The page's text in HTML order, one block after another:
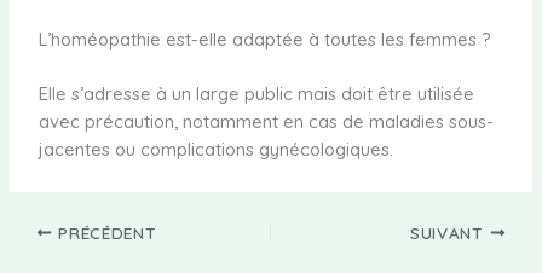
L’homéopathie est-elle adaptée à toutes les femmes ?
Elle s’adresse à un large public mais doit être utilisée
avec précaution, notamment en cas de maladies sous-
jacentes ou complications gynécologiques.
PRÉCÉDENT SUIVANT